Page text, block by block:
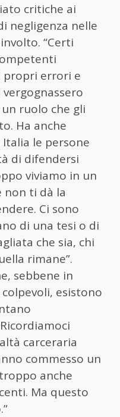
critiche ai
negligenza nelle
“Certi
propri errori e
ruolo che gli
Ha anche
le persone
di difendersi
viviamo in un
non ti dà la
Ci sono
di una tesi o di
che sia, chi
rimane”.
sebbene in
esistono
carceraria
commesso un
anche
Ma questo